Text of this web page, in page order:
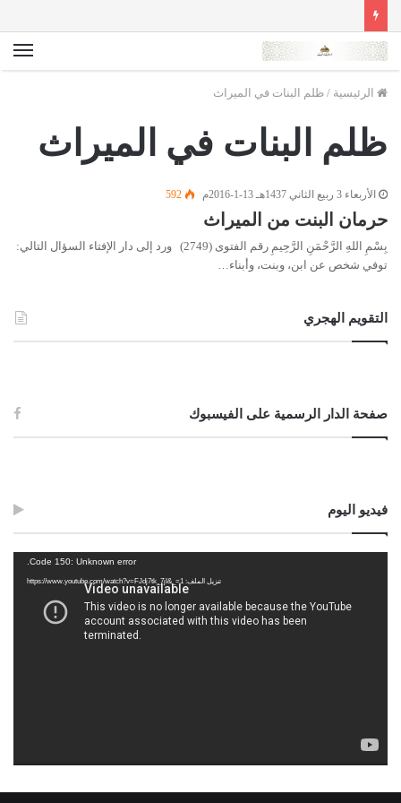
الرئيسية / ظلم البنات في الميراث
ظلم البنات في الميراث
الأربعاء 3 ربيع الثاني 1437هـ 13-1-2016م 592
حرمان البنت من الميراث
بِسْمِ اللهِ الرَّحْمَنِ الرَّحِيمِ رقم الفتوى (2749) ورد إلى دار الإفتاء السؤال التالي:
توفي شخص عن ابن، وبنت، وأبناء…
التقويم الهجري
صفحة الدار الرسمية على الفيسبوك
فيديو اليوم
Code 150: Unknown error.
تنزيل الملف: https://www.youtube.com/watch?v=FJdj7tk_7jI&_=1